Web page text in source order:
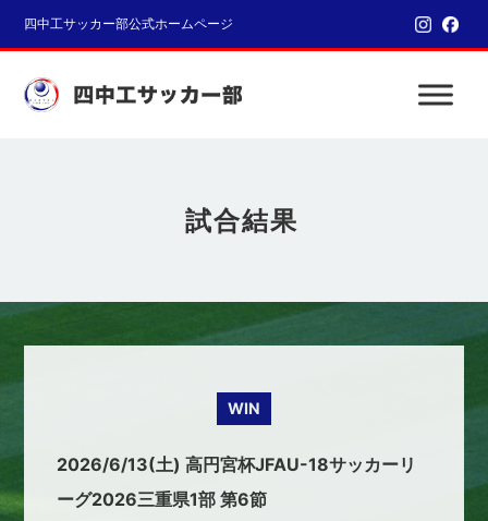
四中工サッカー部公式ホームページ
試合結果
WIN
2026/6/13(土) 高円宮杯JFAU-18サッカーリ
ーグ2026三重県1部 第6節